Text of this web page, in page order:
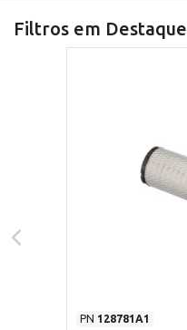
Filtros em Destaque
PN 128781A1